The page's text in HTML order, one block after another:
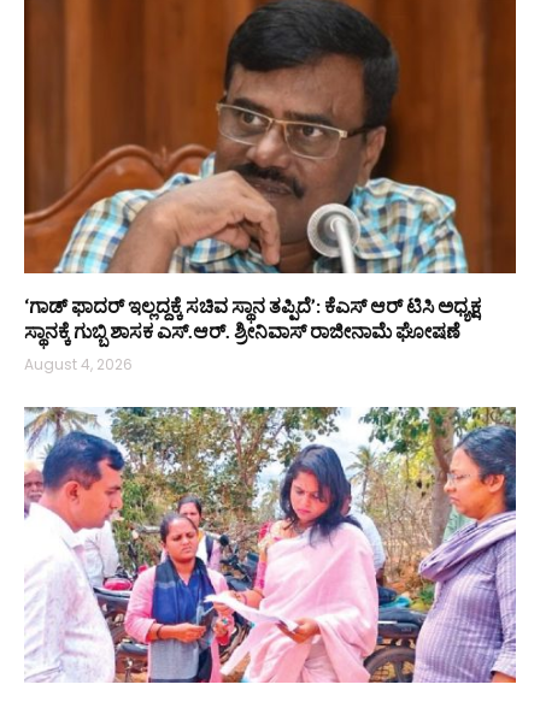
‘ಗಾಡ್ ಫಾದರ್ ಇಲ್ಲದ್ದಕ್ಕೆ ಸಚಿವ ಸ್ಥಾನ ತಪ್ಪಿದೆ’: ಕೆಎಸ್‌ ಆರ್‌ ಟಿಸಿ ಅಧ್ಯಕ್ಷ
ಸ್ಥಾನಕ್ಕೆ ಗುಬ್ಬಿ ಶಾಸಕ ಎಸ್‌.ಆರ್. ಶ್ರೀನಿವಾಸ್ ರಾಜೀನಾಮೆ ಘೋಷಣೆ
August 4, 2026